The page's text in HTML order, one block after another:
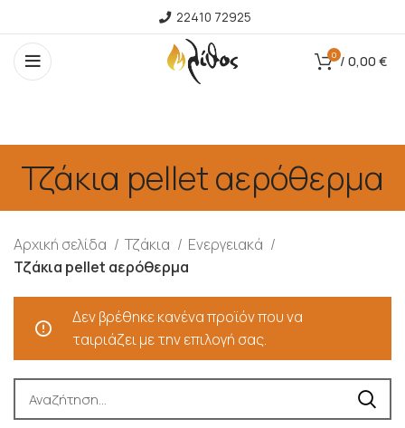
22410 72925
0 / 0,00 €
Τζάκια pellet αερόθερμα
Αρχική σελίδα Τζάκια
Ενεργειακά
Τζάκια pellet αερόθερμα
Δεν βρέθηκε κανένα προϊόν που να
ταιριάζει με την επιλογή σας.